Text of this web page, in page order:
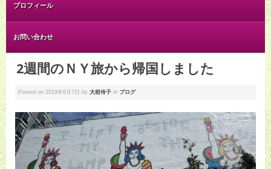
プロフィール
お問い合わせ
2週間のＮＹ旅から帰国しました
Posted on 2019年6月7日 by 大前伶子 in ブログ